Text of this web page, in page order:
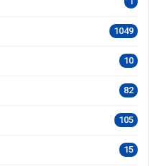
1049
10
82
105
15